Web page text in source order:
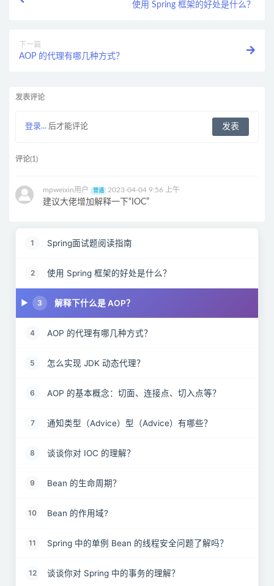
使用 Spring 框架的好处是什么？
下一篇
AOP 的代理有哪几种方式？
发表评论
登录... 后才能评论
评论(1)
mpweixin用户 普通 2023-04-04 9:56 上午
建议大佬增加解释一下“IOC”
1 Spring面试题阅读指南
2 使用 Spring 框架的好处是什么？
3 解释下什么是 AOP？
4 AOP 的代理有哪几种方式？
5 怎么实现 JDK 动态代理？
6 AOP 的基本概念：切面、连接点、切入点等？
7 通知类型（Advice）型（Advice）有哪些？
8 谈谈你对 IOC 的理解？
9 Bean 的生命周期？
10 Bean 的作用域?
11 Spring 中的单例 Bean 的线程安全问题了解吗？
12 谈谈你对 Spring 中的事务的理解？